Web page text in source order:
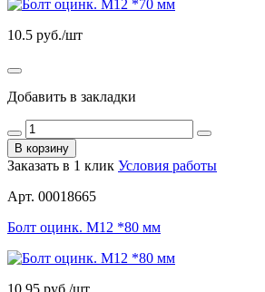
10.5 руб./шт
Добавить в закладки
В корзину
Заказать в 1 клик Условия работы
Арт. 00018665
Болт оцинк. М12 *80 мм
10.95 руб./шт